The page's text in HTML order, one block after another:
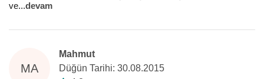
ve...devam
MA
Mahmut
Düğün Tarihi: 30.08.2015